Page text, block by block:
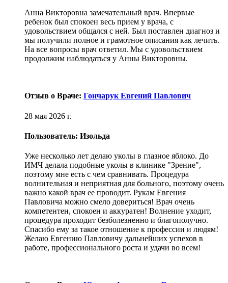
Анна Викторовна замечательный врач. Впервые
ребенок был спокоен весь прием у врача, с
удовольствием общался с ней. Был поставлен диагноз и
мы получили полное и грамотное описания как лечить.
На все вопросы врач ответил. Мы с удовольствием
продолжим наблюдаться у Анны Викторовны.
Отзыв о Враче: Гончарук Евгений Павлович
28 мая 2026 г.
Пользователь: Изольда
Уже несколько лет делаю уколы в глазное яблоко. До
ИМЧ делала подобные уколы в клинике "Зрение",
поэтому мне есть с чем сравнивать. Процедура
волнительная и неприятная для больного, поэтому очень
важно какой врач ее проводит. Рукам Евгения
Павловича можно смело довериться! Врач очень
компетентен, спокоен и аккуратен! Волнение уходит,
процедура проходит безболезненно и благополучно.
Спасибо ему за такое отношение к профессии и людям!
Желаю Евгению Павловичу дальнейших успехов в
работе, профессионального роста и удачи во всем!